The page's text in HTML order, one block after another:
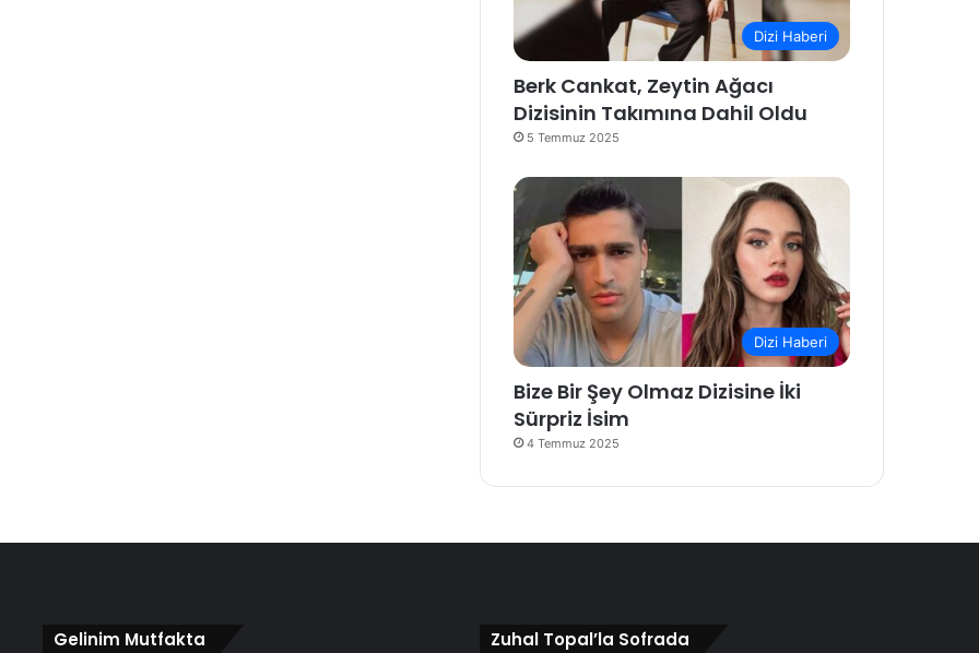
Dizi Haberi
Berk Cankat, Zeytin Ağacı
Dizisinin Takımına Dahil Oldu
5 Temmuz 2025
Dizi Haberi
Bize Bir Şey Olmaz Dizisine İki
Sürpriz İsim
4 Temmuz 2025
Gelinim Mutfakta Zuhal Topal’la Sofrada